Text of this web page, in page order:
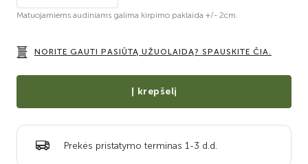
Matuojamiems audiniams galima kirpimo paklaida +/- 2cm.
NORITE GAUTI PASIŪTĄ UŽUOLAIDĄ? SPAUSKITE ČIA.
Į krepšelį
Prekės pristatymo terminas 1-3 d.d.